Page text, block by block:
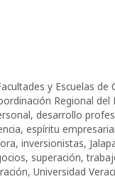
y Escuelas
Regional del
, desarrollo
, espíritu empresarial
, inversionistas,
, superación,
, Universidad